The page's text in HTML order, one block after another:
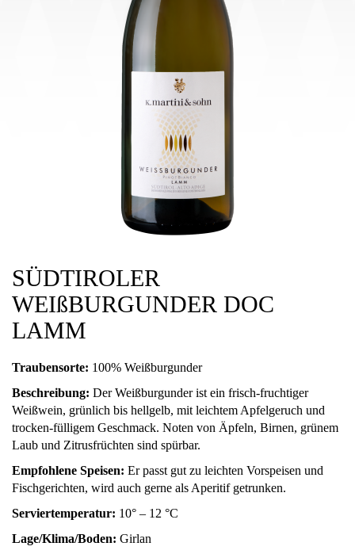
SÜDTIROLER
WEIßBURGUNDER DOC
LAMM
Traubensorte: 100% Weißburgunder
Beschreibung: Der Weißburgunder ist ein frisch-fruchtiger
Weißwein, grünlich bis hellgelb, mit leichtem Apfelgeruch und
trocken-fülligem Geschmack. Noten von Äpfeln, Birnen, grünem
Laub und Zitrusfrüchten sind spürbar.
Empfohlene Speisen: Er passt gut zu leichten Vorspeisen und
Fischgerichten, wird auch gerne als Aperitif getrunken.
Serviertemperatur: 10° – 12 °C
Lage/Klima/Boden: Girlan